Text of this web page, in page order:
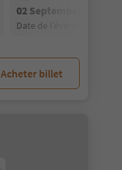
02 September 2026
date de l’événement
Acheter billet